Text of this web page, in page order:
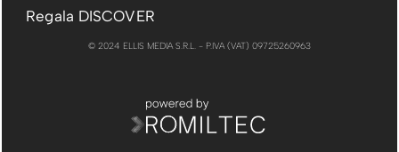
Regala DISCOVER
© 2024 ELLIS MEDIA S.R.L. - P.IVA (VAT) 09725260963